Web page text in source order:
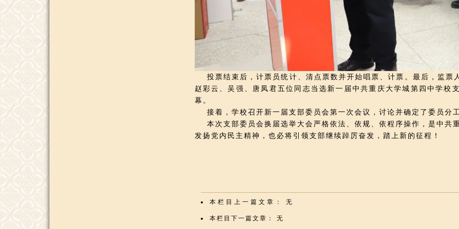
投票结束后，计票员统计、清点票数并开始唱票、计票。最后，监
赵彩云、吴强、唐凤君五位同志当选新一届中共重庆大学城第四中学校
幕。
接着，学校召开新一届支部委员会第一次会议，讨论并确定了委员分
本次支部委员会换届选举大会严格依法、依规、依程序操作，是中共
发扬党内民主精神，也必将引领支部继续踔厉奋发，踏上新的征程！
本栏目上一篇文章： 无
本栏目下一篇文章： 无